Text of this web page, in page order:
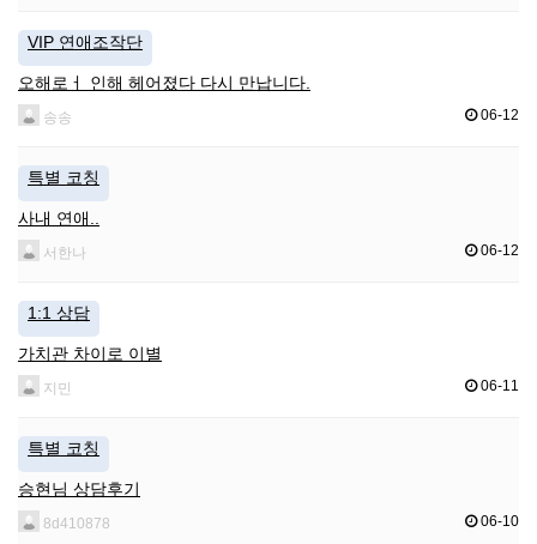
VIP 연애조작단
오해로ㅓ 인해 헤어졌다 다시 만납니다.
송송 06-12
특별 코칭
사내 연애..
서한나 06-12
1:1 상담
가치관 차이로 이별
지민 06-11
특별 코칭
승현님 상담후기
8d410878 06-10